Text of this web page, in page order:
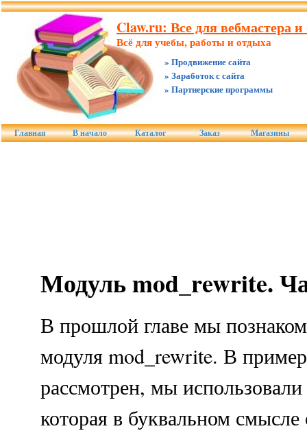
Claw.ru: Все для вебмастера
Всё для учебы, работы и отдыха
» Продвижение сайта
» Заработок с сайта
» Партнерские программы
Главная В начало Каталог Заказ Магазины
Модуль mod_rewrite.
В прошлой главе мы
модуля mod_rewrite. В
рассмотрен, мы
которая в буквальном смысле